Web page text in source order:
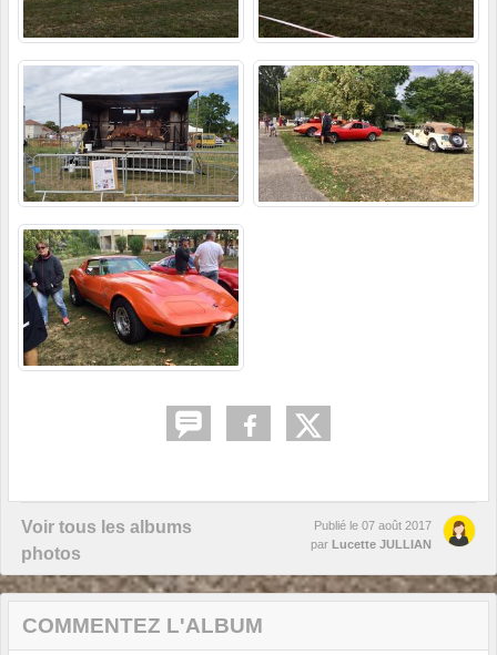
Voir tous les albums
photos
Publié le 07 août 2017
par Lucette JULLIAN
COMMENTEZ L'ALBUM